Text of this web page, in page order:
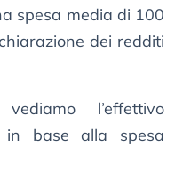
spesa media di 100
dei redditi
l’effettivo
base alla spesa